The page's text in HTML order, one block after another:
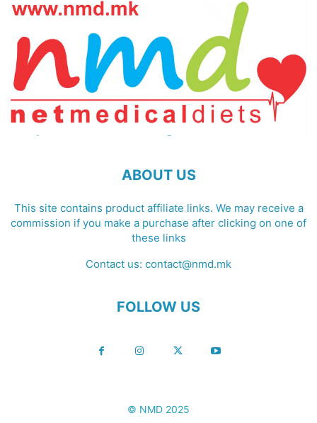
ABOUT US
This site contains product affiliate links. We may receive a
commission if you make a purchase after clicking on one of
these links
Contact us: contact@nmd.mk
FOLLOW US
© NMD 2025